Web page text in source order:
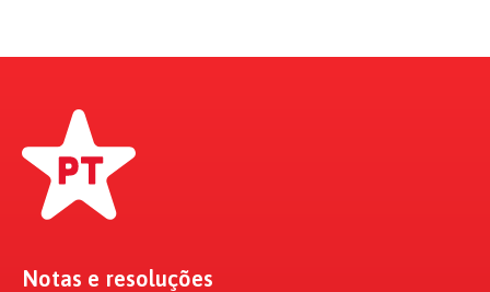
Notas e resoluções